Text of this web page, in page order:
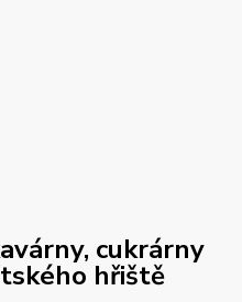
cukrárny
hřiště